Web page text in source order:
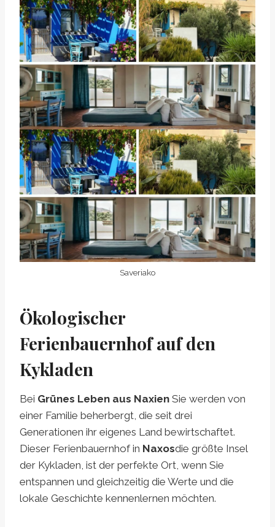
Saveriako
Ökologischer
Ferienbauernhof auf den
Kykladen
Bei Grünes Leben aus Naxien Sie werden von
einer Familie beherbergt, die seit drei
Generationen ihr eigenes Land bewirtschaftet.
Dieser Ferienbauernhof in Naxosdie größte Insel
der Kykladen, ist der perfekte Ort, wenn Sie
entspannen und gleichzeitig die Werte und die
lokale Geschichte kennenlernen möchten.